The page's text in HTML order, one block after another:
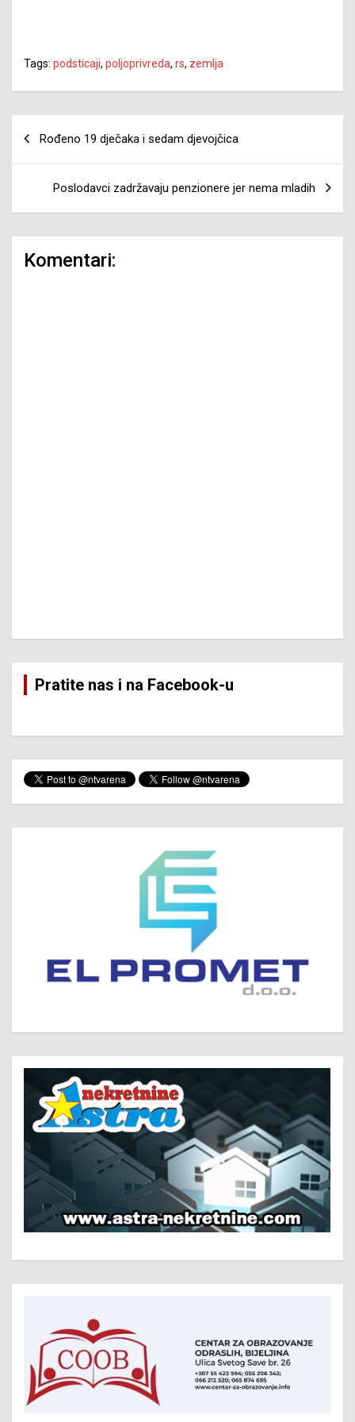
Tags: podsticaji, poljoprivreda, rs, zemlja
Rođeno 19 dječaka i sedam djevojčica
Poslodavci zadržavaju penzionere jer nema mladih
Komentari:
Pratite nas i na Facebook-u